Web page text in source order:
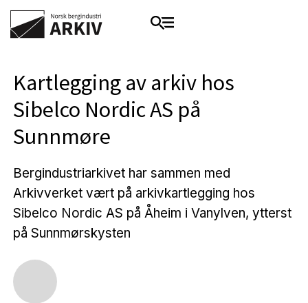
Kartlegging av arkiv hos
Sibelco Nordic AS på
Sunnmøre
Bergindustriarkivet har sammen med
Arkivverket vært på arkivkartlegging hos
Sibelco Nordic AS på Åheim i Vanylven, ytterst
på Sunnmørskysten